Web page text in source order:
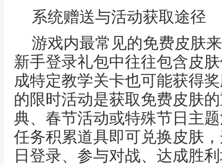
系统赠送与活动获取途径
游戏内最常见的免费皮肤
新手登录礼包中往往包含皮
成特定教学关卡也可能获得
的限时活动是获取免费皮肤
典、春节活动或特殊节日主
任务积累道具即可兑换皮肤
日登录、参与对战、达成胜